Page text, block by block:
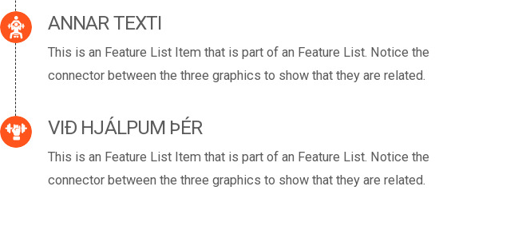
ANNAR TEXTI
This is an Feature List Item that is part of an Feature List. Notice the
connector between the three graphics to show that they are related.
VIÐ HJÁLPUM ÞÉR
This is an Feature List Item that is part of an Feature List. Notice the
connector between the three graphics to show that they are related.